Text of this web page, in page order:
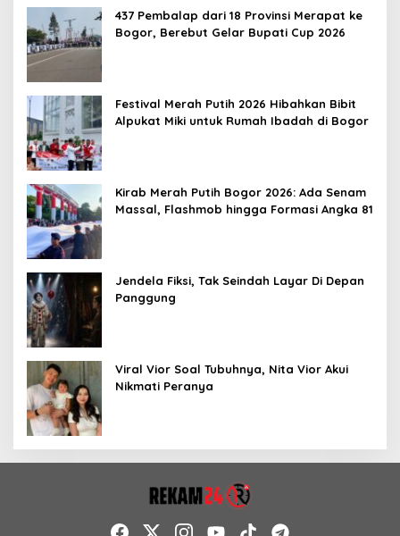
437 Pembalap dari 18 Provinsi Merapat ke
Bogor, Berebut Gelar Bupati Cup 2026
Festival Merah Putih 2026 Hibahkan Bibit
Alpukat Miki untuk Rumah Ibadah di Bogor
Kirab Merah Putih Bogor 2026: Ada Senam
Massal, Flashmob hingga Formasi Angka 81
Jendela Fiksi, Tak Seindah Layar Di Depan
Panggung
Viral Vior Soal Tubuhnya, Nita Vior Akui
Nikmati Peranya